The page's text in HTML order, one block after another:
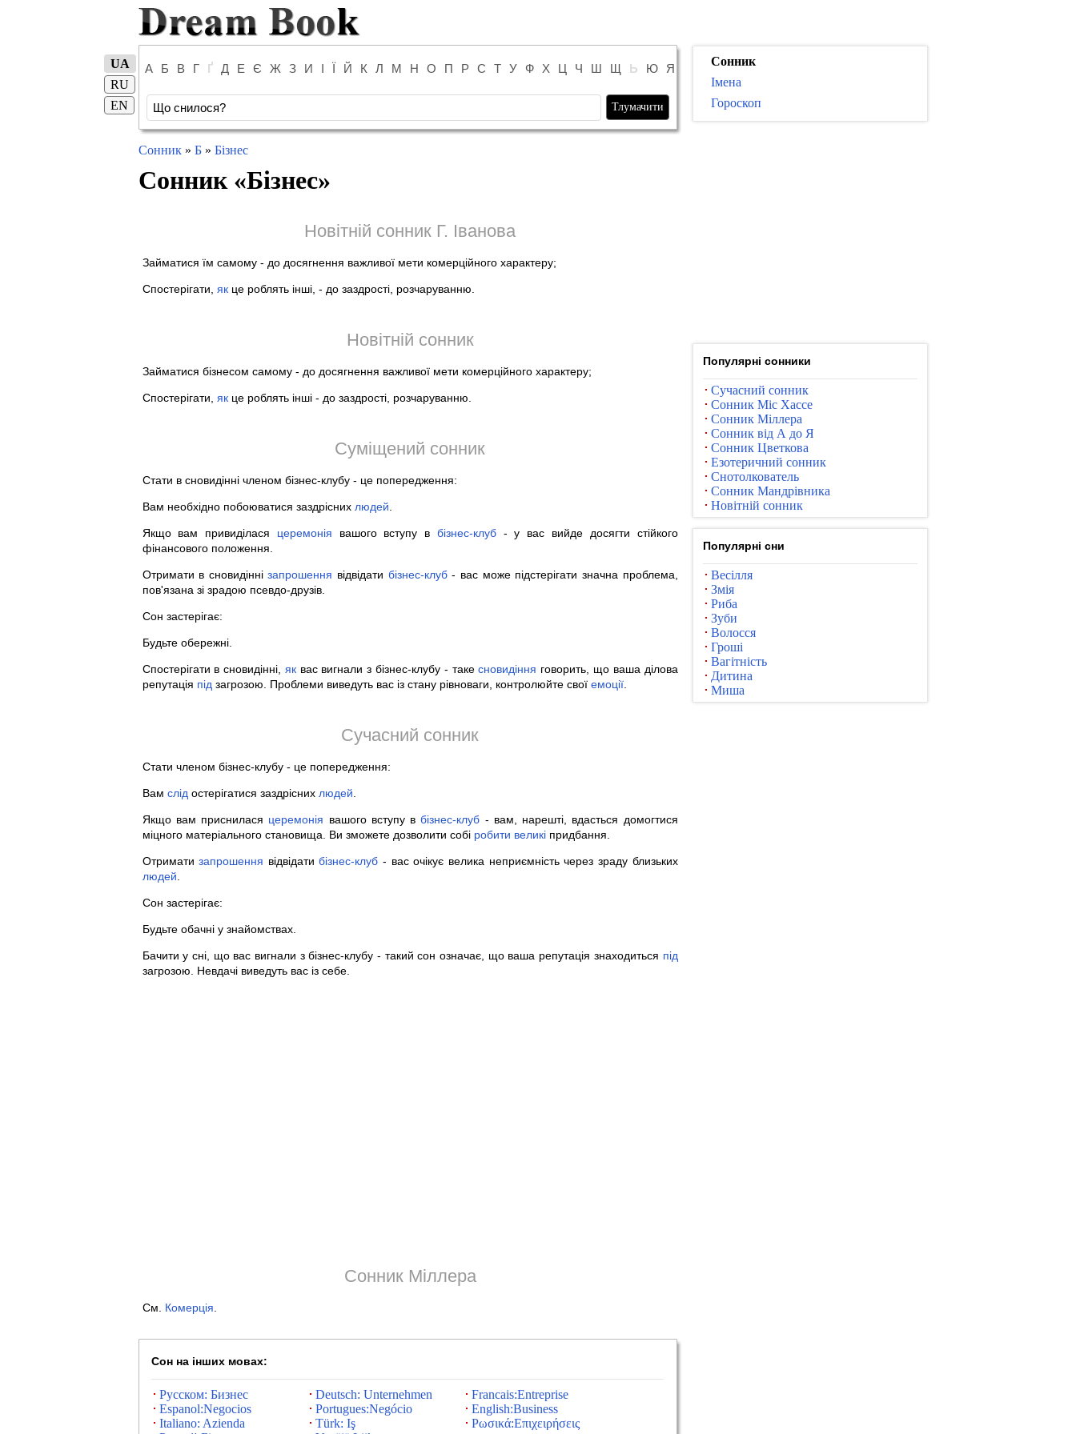
А Б В Г Ґ Д Е Є Ж З И І Ї Й К Л М Н О П Р С Т У Ф Х Ц Ч Ш Щ Ь Ю Я
UA
RU
EN
Сонник» Б» Бізнес
Сонник «Бізнес»
Новітній сонник Г. Іванова
Займатися їм самому - до досягнення важливої мети комерційного характеру;
Спостерігати, якце роблять інші, - до заздрості, розчаруванню.
Новітній сонник
Займатися бізнесом самому - до досягнення важливої мети комерційного характеру;
Спостерігати, якце роблять інші - до заздрості, розчаруванню.
Суміщений сонник
Стати в сновидінні членом бізнес-клубу - це попередження:
Вам необхідно побоюватися заздрісних людей
Якщо вам привиділася церемонія вашого вступу в бізнес-клуб- у вас вийде досягти стійкого
фінансового положення.
Отримати в сновидіннізапрошення відвідати бізнес-клуб- вас може підстерігати значна проблема,
пов'язана зі зрадою псевдо-друзів.
Сон застерігає:
Будьте обережні.
Спостерігати в сновидінні, яквас вигнали з бізнес-клубу - такесновидіння говорить, що ваша ділова
репутація під загрозою. Проблеми виведуть вас із стану рівноваги, контролюйте свої емоції.
Сучасний сонник
Стати членом бізнес-клубу - це попередження:
Вам слід остерігатися заздрісних людей
Якщо вам приснилася церемонія вашого вступу вбізнес-клуб - вам, нарешті, вдасться домогтися
міцного матеріального становища. Ви зможете дозволити собі робити великіпридбання.
Отриматизапрошення відвідатибізнес-клуб - вас очікує велика неприємність через зраду близьких
людей
Сон застерігає:
Будьте обачні у знайомствах.
Бачити у сні, що вас вигнали з бізнес-клубу - такий сон означає, що ваша репутація знаходиться під
загрозою. Невдачі виведуть вас із себе.
Сонник Міллера
См. Комерція
Сон на інших мовах:
Русском: Бизнес Deutsch: Unternehmen
Francais:Entreprise
Espanol:Negocios
Portugues:Negócio
English:Business
Italiano: Azienda
Türk: Iş
Ρωσικά:Επιχειρήσεις
Сонник
Імена
Гороскоп
Популярні сонники
Сучасний сонник
Сонник Міс Хассе
Сонник Міллера
Сонник від А до Я
Сонник Цветкова
Езотеричний сонник
Снотолкователь
Сонник Мандрівника
Новітній сонник
Популярні сни
Весілля
Змія
Риба
Зуби
Волосся
Гроші
Вагітність
Дитина
Миша